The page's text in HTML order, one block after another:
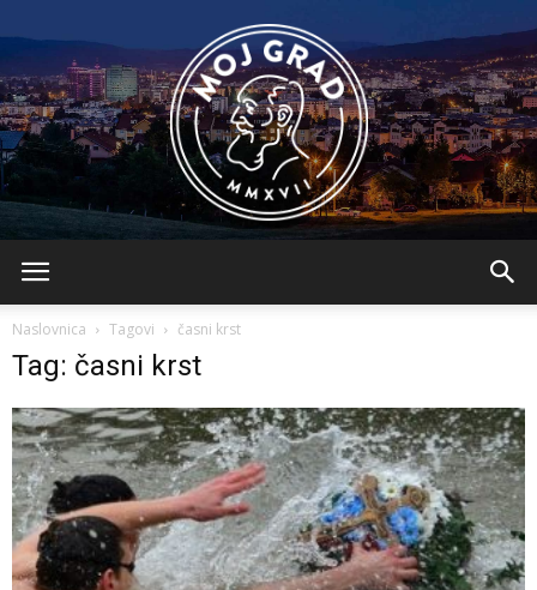
Naslovnica Tagovi časni krst
Tag: časni krst